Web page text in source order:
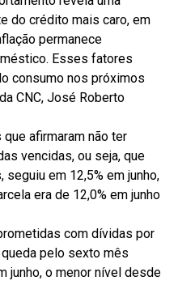
do crédito mais caro, em
permanece
Esses fatores
consumo nos próximos
CNC, José Roberto
afirmaram não ter
vencidas, ou seja, que
em 12,5% em junho,
era de 12,0% em junho
com dívidas por
pelo sexto mês
junho, o menor nível desde